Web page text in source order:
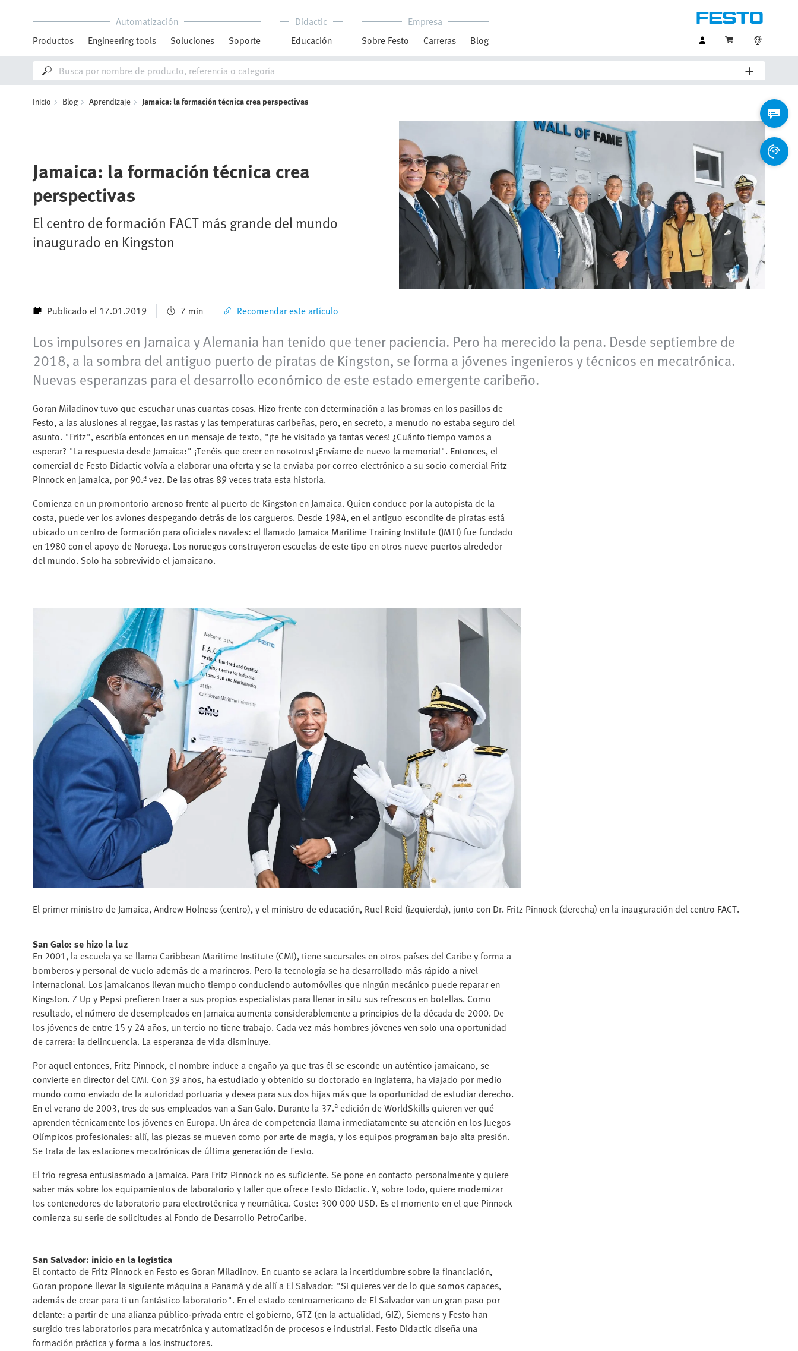
Automatización
Productos
Engineering tools Soluciones Soporte
Didactic
Educación
Empresa
Sobre Festo
Carreras Blog
Inicio Blog Aprendizaje Jamaica: la formación técnica crea perspectivas
Jamaica: la formación técnica crea
perspectivas
El centro de formación FACT más grande del mundo
inaugurado en Kingston
Publicado el 17.01.2019 7 min Recomendar este artículo
Los impulsores en Jamaica y Alemania han tenido que tener paciencia. Pero ha merecido la pena. Desde septiembre de
2018, a la sombra del antiguo puerto de piratas de Kingston, se forma a jóvenes ingenieros y técnicos en mecatrónica.
Nuevas esperanzas para el desarrollo económico de este estado emergente caribeño.
Goran Miladinov tuvo que escuchar unas cuantas cosas. Hizo frente con determinación a las bromas en los pasillos de
Festo, a las alusiones al reggae, las rastas y las temperaturas caribeñas, pero, en secreto, a menudo no estaba seguro del
asunto. "Fritz", escribía entonces en un mensaje de texto, "¡te he visitado ya tantas veces! ¿Cuánto tiempo vamos a
esperar? "La respuesta desde Jamaica:" ¡Tenéis que creer en nosotros! ¡Envíame de nuevo la memoria!". Entonces, el
comercial de Festo Didactic volvía a elaborar una oferta y se la enviaba por correo electrónico a su socio comercial Fritz
Pinnock en Jamaica, por 90.ª vez. De las otras 89 veces trata esta historia.
Comienza en un promontorio arenoso frente al puerto de Kingston en Jamaica. Quien conduce por la autopista de la
costa, puede ver los aviones despegando detrás de los cargueros. Desde 1984, en el antiguo escondite de piratas está
ubicado un centro de formación para oficiales navales: el llamado Jamaica Maritime Training Institute (JMTI) fue fundado
en 1980 con el apoyo de Noruega. Los noruegos construyeron escuelas de este tipo en otros nueve puertos alrededor
del mundo. Solo ha sobrevivido el jamaicano.
El primer ministro de Jamaica, Andrew Holness (centro), y el ministro de educación, Ruel Reid (izquierda), junto con Dr. Fritz Pinnock (derecha) en la inauguración del centro FACT.
San Galo: se hizo la luz
En 2001, la escuela ya se llama Caribbean Maritime Institute (CMI), tiene sucursales en otros países del Caribe y forma a
bomberos y personal de vuelo además de a marineros. Pero la tecnología se ha desarrollado más rápido a nivel
internacional. Los jamaicanos llevan mucho tiempo conduciendo automóviles que ningún mecánico puede reparar en
Kingston. 7 Up y Pepsi prefieren traer a sus propios especialistas para llenar in situ sus refrescos en botellas. Como
resultado, el número de desempleados en Jamaica aumenta considerablemente a principios de la década de 2000. De
los jóvenes de entre 15 y 24 años, un tercio no tiene trabajo. Cada vez más hombres jóvenes ven solo una oportunidad
de carrera: la delincuencia. La esperanza de vida disminuye.
Por aquel entonces, Fritz Pinnock, el nombre induce a engaño ya que tras él se esconde un auténtico jamaicano, se
convierte en director del CMI. Con 39 años, ha estudiado y obtenido su doctorado en Inglaterra, ha viajado por medio
mundo como enviado de la autoridad portuaria y desea para sus dos hijas más que la oportunidad de estudiar derecho.
En el verano de 2003, tres de sus empleados van a San Galo. Durante la 37.ª edición de WorldSkills quieren ver qué
aprenden técnicamente los jóvenes en Europa. Un área de competencia llama inmediatamente su atención en los Juegos
Olímpicos profesionales: allí, las piezas se mueven como por arte de magia, y los equipos programan bajo alta presión.
Se trata de las estaciones mecatrónicas de última generación de Festo.
El trío regresa entusiasmado a Jamaica. Para Fritz Pinnock no es suficiente. Se pone en contacto personalmente y quiere
saber más sobre los equipamientos de laboratorio y taller que ofrece Festo Didactic. Y, sobre todo, quiere modernizar
los contenedores de laboratorio para electrotécnica y neumática. Coste: 300 000 USD. Es el momento en el que Pinnock
comienza su serie de solicitudes al Fondo de Desarrollo PetroCaribe.
San Salvador: inicio en la logística
El contacto de Fritz Pinnock en Festo es Goran Miladinov. En cuanto se aclara la incertidumbre sobre la financiación,
Goran propone llevar la siguiente máquina a Panamá y de allí a El Salvador: "Si quieres ver de lo que somos capaces,
además de crear para ti un fantástico laboratorio". En el estado centroamericano de El Salvador van un gran paso por
delante: a partir de una alianza público-privada entre el gobierno, GTZ (en la actualidad, GIZ), Siemens y Festo han
surgido tres laboratorios para mecatrónica y automatización de procesos e industrial. Festo Didactic diseña una
formación práctica y forma a los instructores.